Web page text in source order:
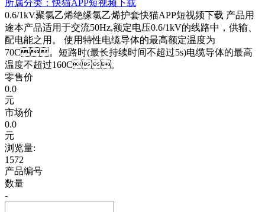
所属分类：快猫APP短视频下载
0.6/1kV聚氯乙烯绝缘氯乙烯护套快猫APP短视频下载 产品用
途本产品适用于交流50Hz,额定电压0.6/1kV的线路中，供输、
配电能之用。 使用特性电缆导体的最高额定温度为
70C。短路时(最长持续时间不超过5s)电缆导体的最高
温度不超过160C。
零售价
0.0
元
市场价
0.0
元
浏览量:
1572
产品编号
数量
-